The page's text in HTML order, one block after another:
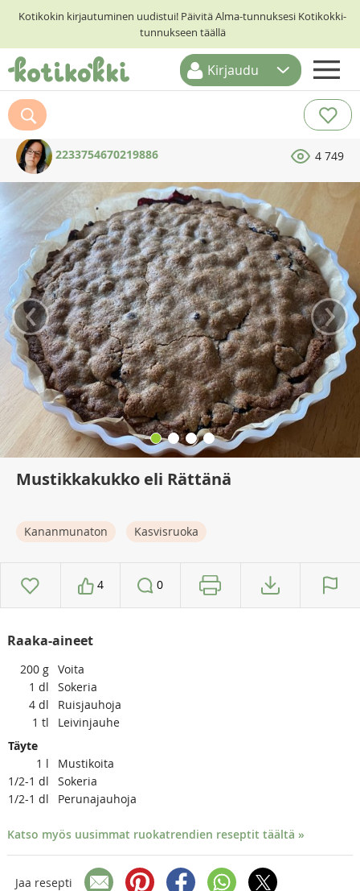
Kotikokin kirjautuminen uudistui! Päivitä Alma-tunnuksesi Kotikokki-
tunnukseen täällä
ETUSIVU
RESEPTIHAKU
RUOKATEEMAT
KESKUSTELUT
KOTIKOKIT
Kirjaudu
2233754670219886 4 749
‹ ›
Mustikkakukko eli Rättänä
Kananmunaton Kasvisruoka
4 0
Raaka-aineet
200 g Voita
1 dl
Sokeria
4 dl
Ruisjauhoja
1 tl
Leivinjauhe
Täyte
1 l
Mustikoita
1/2-1 dl
Sokeria
1/2-1 dl Perunajauhoja
Katso myös uusimmat ruokatrendien reseptit täältä »
Jaa resepti